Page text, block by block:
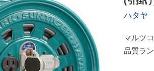
ハタヤ
マルツ
品質ラン